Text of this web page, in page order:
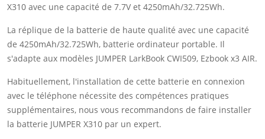
X310 avec une capacité de 7.7V et 4250mAh/32.725Wh.
La réplique de la batterie de haute qualité avec une capacité
de 4250mAh/32.725Wh, batterie ordinateur portable. Il
s'adapte aux modèles JUMPER LarkBook CWI509, Ezbook x3 AIR.
Habituellement, l'installation de cette batterie en connexion
avec le téléphone nécessite des compétences pratiques
supplémentaires, nous vous recommandons de faire installer
la batterie JUMPER X310 par un expert.